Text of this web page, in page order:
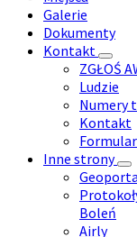
Galerie
Dokumenty
Kontakt
ZGŁOŚ
Ludzie
Numery
Kontakt
Inne strony
Boleń
Airly